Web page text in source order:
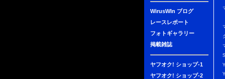
WirusWIn ブログ
レースレポート
フォトギャラリー
掲載雑誌
ヤフオク! ショップ-1
ヤフオク! ショップ-2